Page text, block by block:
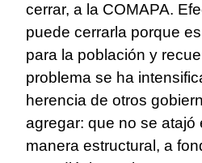
cerrar, a la COMAPA.
puede cerrarla porque
para la población y
problema se ha
herencia de otros
agregar: que no se atajó
manera estructural, a